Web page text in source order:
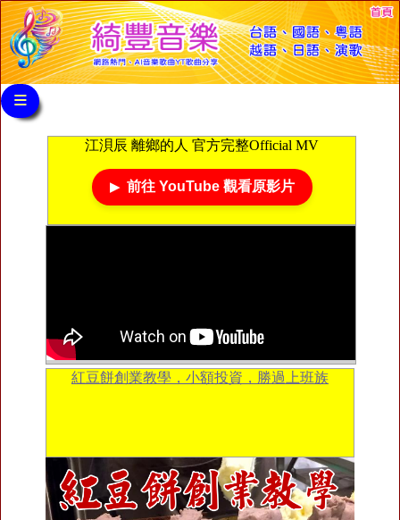
≡
江浿辰 離鄉的人 官方完整Official MV
前往 YouTube 觀看原影片
紅豆餅創業教學，小額投資，勝過上班族